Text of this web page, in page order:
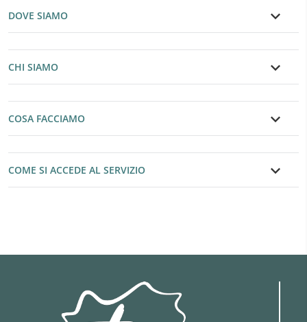
DOVE SIAMO
CHI SIAMO
COSA FACCIAMO
COME SI ACCEDE AL SERVIZIO